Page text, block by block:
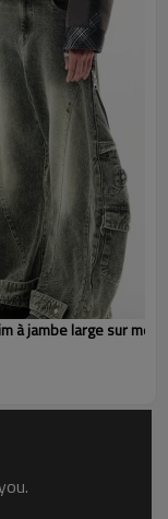
pour les
et
à jambe large sur